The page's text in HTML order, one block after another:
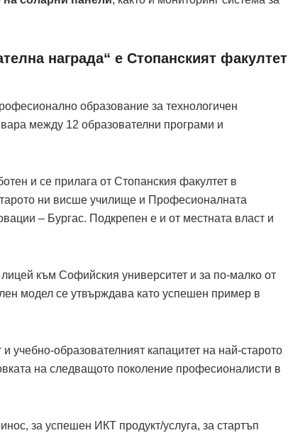
награда“ е Стопанският факултет
образование за технологичен
между 12 образователни програми и
и се прилага от Стопанския факултет в
ни висше училище и Професионалната
– Бургас. Подкрепен е и от местната власт и
към Софийския университет и за по-малко от
модел се утвърждава като успешен пример в
учебно-образователният капацитет на най-старото
на следващото поколение професионалисти в
за успешен ИКТ продукт/услуга, за стартъп